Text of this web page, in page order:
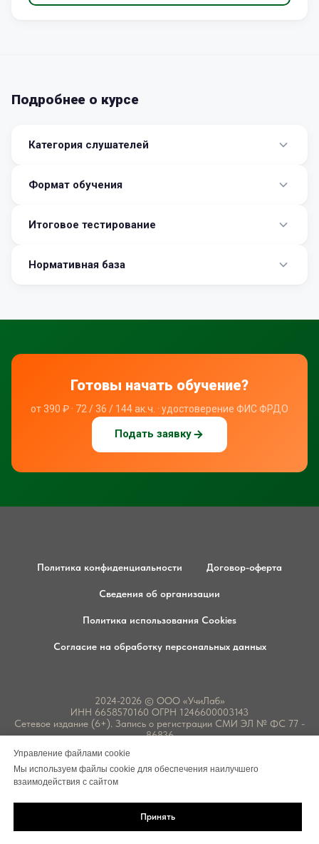
Политика конфиденциальности Договор-оферта
Сведения об организации
Политика использования Cookies
Согласие на обработку персональных данных
2024-2026 © ООО «УчиЛаб»
ИНН 6658570160 ОГРН 1246600003143
Сетевое издание (6+). Запись о регистрации СМИ ЭЛ № ФС 77 -
86836
Аккредитация в области охраны труда: рег. номер № 10481
640002, Курганская область, г.о. город Курган, г. Курган, ул.
email:info@uchilab.ru, телефон: 8 999 286 8000
Политика конфиденциальности
Управление файлами cookie
Мы используем файлы cookie для обеспечения наилучшего
взаимодействия с сайтом
Принять